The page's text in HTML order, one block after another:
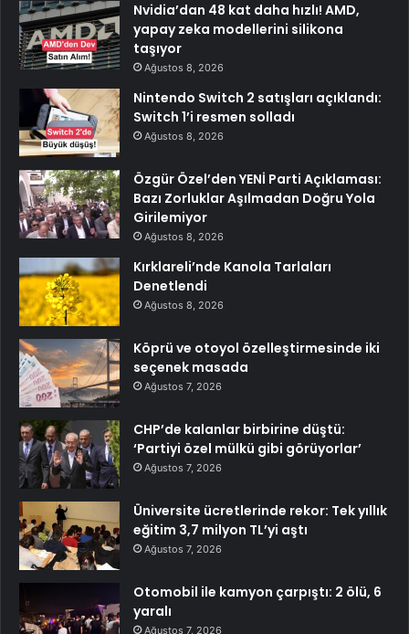
Nvidia’dan 48 kat daha hızlı! AMD,
yapay zeka modellerini silikona
taşıyor
Ağustos 8, 2026
Nintendo Switch 2 satışları açıklandı:
Switch 1’i resmen solladı
Ağustos 8, 2026
Özgür Özel’den YENİ Parti Açıklaması:
Bazı Zorluklar Aşılmadan Doğru Yola
Girilemiyor
Ağustos 8, 2026
Kırklareli’nde Kanola Tarlaları
Denetlendi
Ağustos 8, 2026
Köprü ve otoyol özelleştirmesinde iki
seçenek masada
Ağustos 7, 2026
CHP’de kalanlar birbirine düştü:
‘Partiyi özel mülkü gibi görüyorlar’
Ağustos 7, 2026
Üniversite ücretlerinde rekor: Tek yıllık
eğitim 3,7 milyon TL’yi aştı
Ağustos 7, 2026
Otomobil ile kamyon çarpıştı: 2 ölü, 6
yaralı
Ağustos 7, 2026